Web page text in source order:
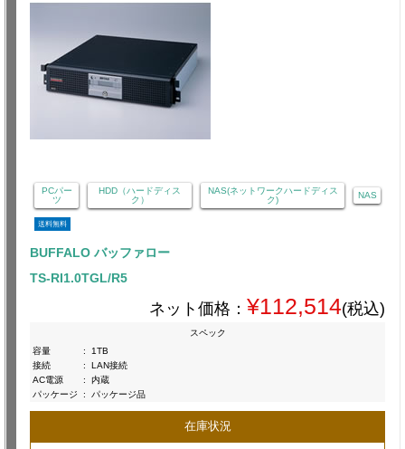
PCパー
ツ
HDD（ハードディス
ク）
NAS(ネットワークハードディス
ク)
NAS
送料無料
BUFFALO バッファロー
TS-RI1.0TGL/R5
ネット価格： ¥112,514(税込)
スペック
容量
:
1TB
接続
:
LAN接続
AC電源
:
内蔵
パッケージ
: パッケージ品
在庫状況